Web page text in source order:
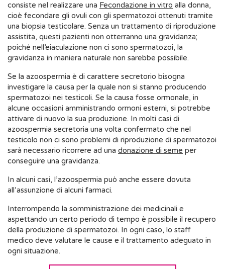
consiste nel realizzare una Fecondazione in vitro
cioè fecondare gli ovuli con gli spermatozoi ottenuti tramite
una biopsia testicolare. Senza un trattamento di riproduzione
assistita, questi pazienti non otterranno una gravidanza;
poiché nell’eiaculazione non ci sono spermatozoi, la
gravidanza in maniera naturale non sarebbe possibile.
Se la azoospermia è di carattere secretorio bisogna
investigare la causa per la quale non si stanno producendo
spermatozoi nei testicoli. Se la causa fosse ormonale, in
alcune occasioni amministrando ormoni esterni, si potrebbe
attivare di nuovo la sua produzione. In molti casi di
azoospermia secretoria una volta confermato che nel
testicolo non ci sono problemi di riproduzione di spermatozoi
sarà necessario ricorrere ad una donazione di seme per
conseguire una gravidanza.
In alcuni casi, l’azoospermia può anche essere dovuta
all’assunzione di alcuni farmaci.
Interrompendo la somministrazione dei medicinali e
aspettando un certo periodo di tempo è possibile il recupero
della produzione di spermatozoi. In ogni caso, lo staff
medico deve valutare le cause e il trattamento adeguato in
ogni situazione.